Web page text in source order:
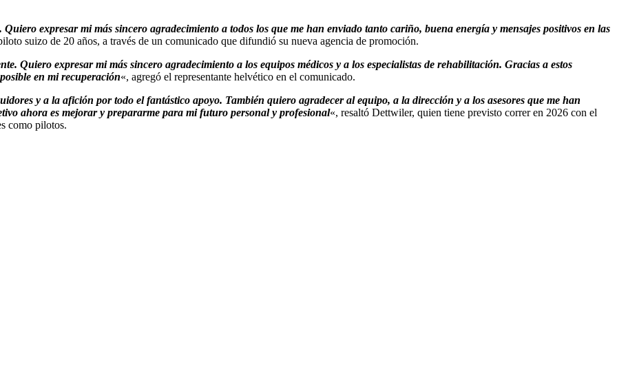
expresar mi más sincero agradecimiento a todos los que me han enviado tanto cariño, buena energía y mensajes positivos en las
suizo de 20 años, a través de un comunicado que difundió su nueva agencia de promoción.
Quiero expresar mi más sincero agradecimiento a los equipos médicos y a los especialistas de rehabilitación. Gracias a estos
en mi recuperación«, agregó el representante helvético en el comunicado.
y a la afición por todo el fantástico apoyo. También quiero agradecer al equipo, a la dirección y a los asesores que me han
ahora es mejorar y prepararme para mi futuro personal y profesional«, resaltó Dettwiler, quien tiene previsto correr en 2026 con el
como pilotos.